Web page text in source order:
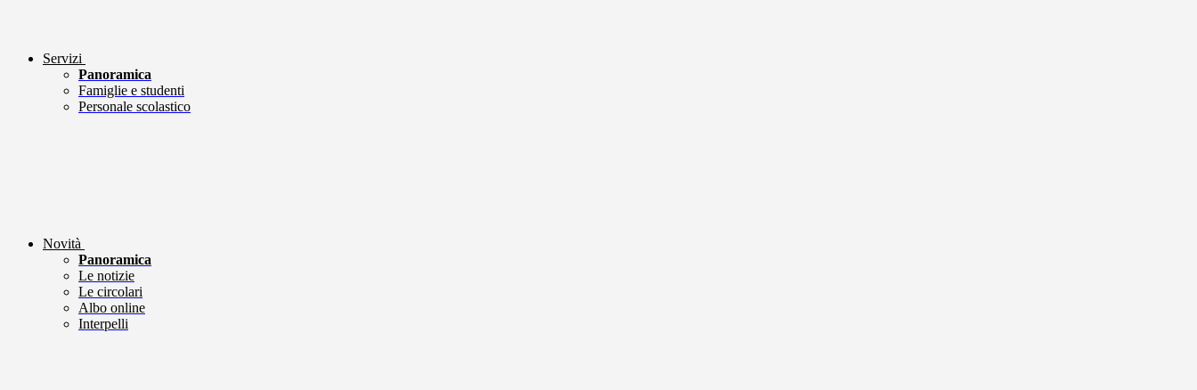
Servizi
Panoramica
Famiglie e studenti
Personale scolastico
Novità
Panoramica
Le notizie
Le circolari
Albo online
Interpelli